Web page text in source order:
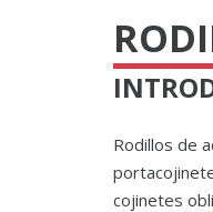
Rodillos de
cojinetes